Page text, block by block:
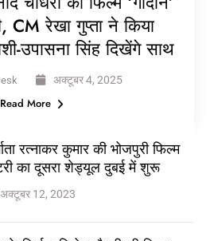
CM रेखा गुप्ता ने किया
उपासना सिंह दिखेंगे साथ
अक्टूबर 4, 2025
Read More
रत्नाकर कुमार की भोजपुरी फिल्म
का दूसरा शेड्यूल दुबई में शुरू
अक्टूबर 12, 2023